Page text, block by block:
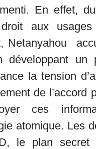
En effet,
aux usages
Netanyahou
un
la tension
de l’accord
ces
atomique. Les
le plan